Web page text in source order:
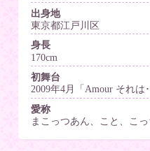
出身地
東京都江戸川区
身長
170cm
初舞台
2009年4月「Amour それは･
愛称
まこっつあん、こと、こ